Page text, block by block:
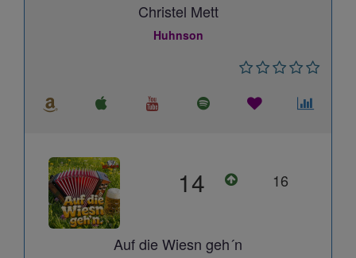
Christel Mett
Huhnson
14 16
Auf die Wiesn geh´n